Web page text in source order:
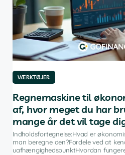
VÆRKTØJER
Regnemaskine til
af, hvor meget du har
mange år det vil tage
Indholdsfortegnelse:Hvad er
man beregne den?Fordele ved at
uafhængighedspunktHvordan